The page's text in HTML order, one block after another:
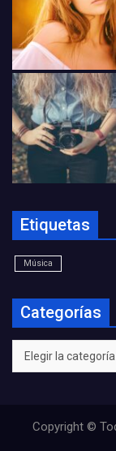
Etiquetas
Música
Categorías
Categorías
Copyright ©